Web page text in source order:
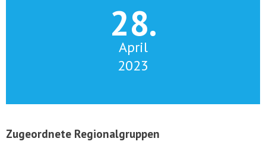
28.
April
2023
Zugeordnete Regionalgruppen